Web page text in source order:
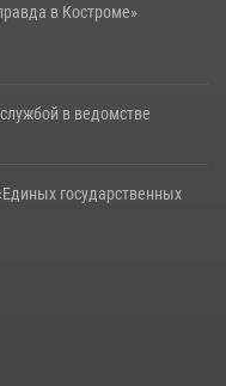
в Костроме»
в ведомстве
государственных